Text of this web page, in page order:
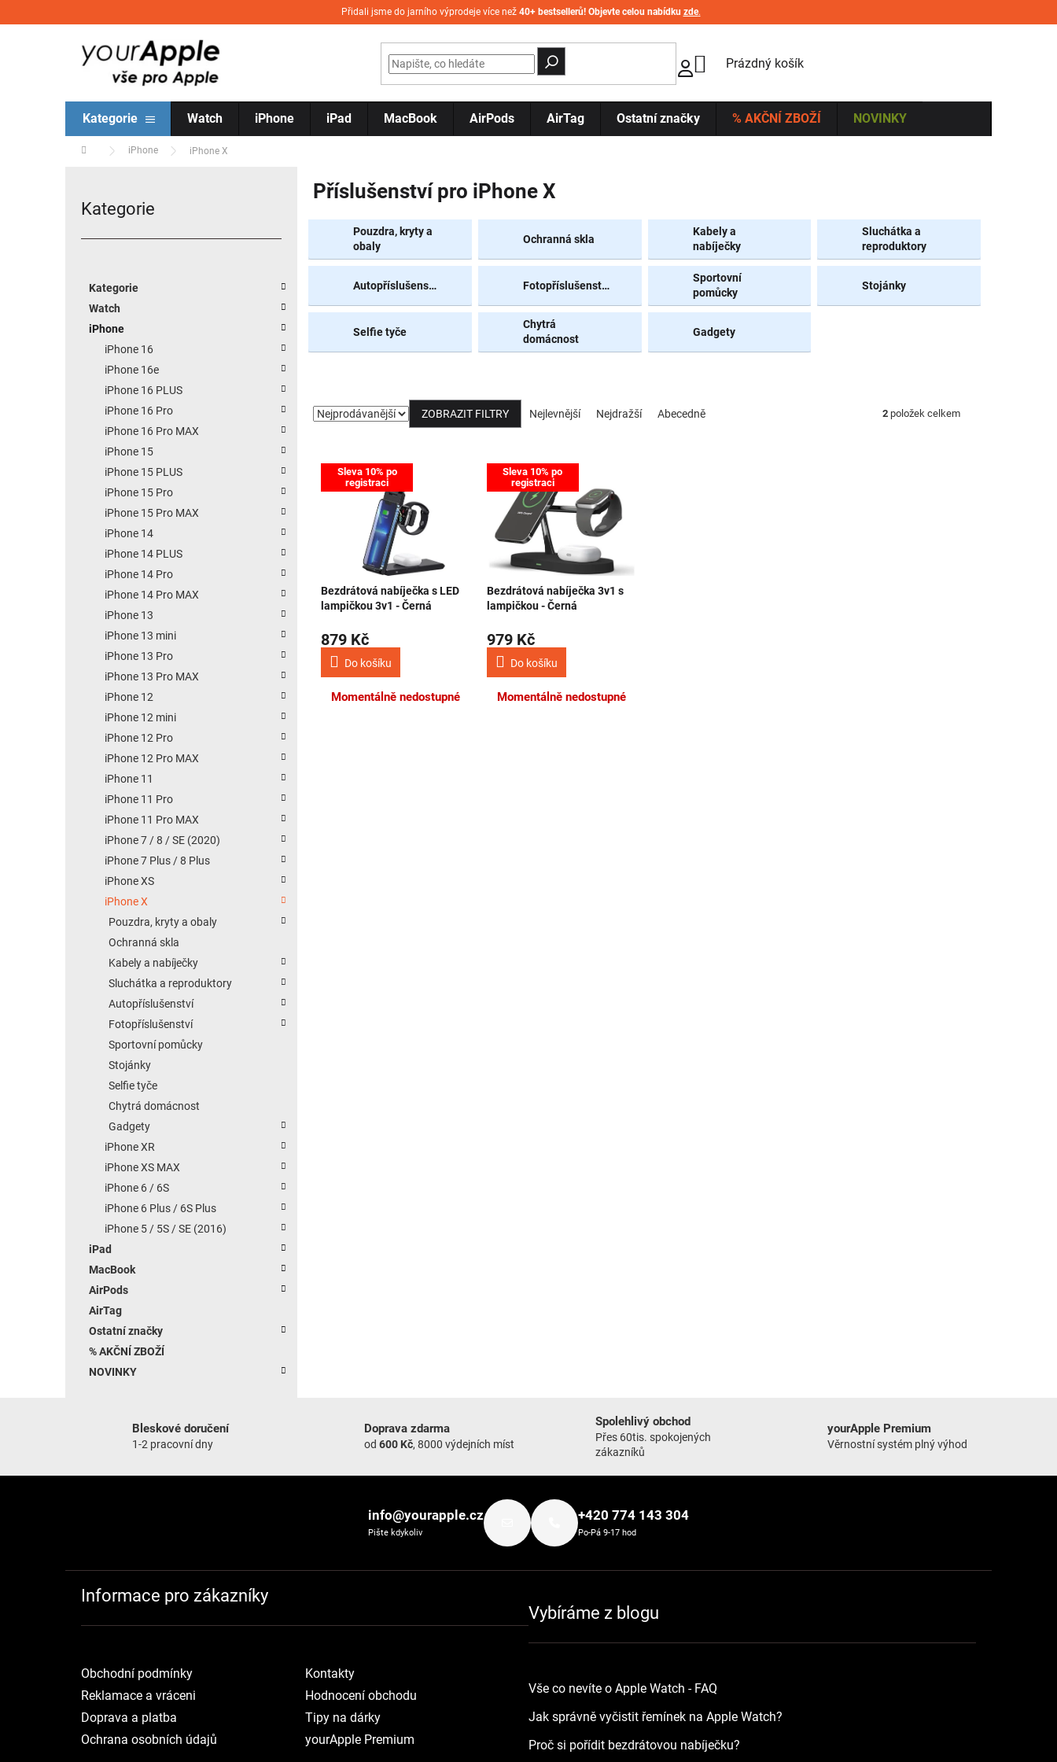
Přidali jsme do jarního výprodeje více než 40+ bestsellerů! Objevte celou nabídku zde.
NÁKUPNÍ KOŠÍK
Prázdný košík
Kategorie Watch iPhone iPad MacBook AirPods AirTag Ostatní značky % AKČNÍ ZBOŽÍ NOVINKY
Domů iPhone iPhone X
Přeskočit kategorie
Kategorie
Kategorie
Watch
iPhone
iPhone 16
iPhone 16e
iPhone 16 PLUS
iPhone 16 Pro
iPhone 16 Pro MAX
iPhone 15
iPhone 15 PLUS
iPhone 15 Pro
iPhone 15 Pro MAX
iPhone 14
iPhone 14 PLUS
iPhone 14 Pro
iPhone 14 Pro MAX
iPhone 13
iPhone 13 mini
iPhone 13 Pro
iPhone 13 Pro MAX
iPhone 12
iPhone 12 mini
iPhone 12 Pro
iPhone 12 Pro MAX
iPhone 11
iPhone 11 Pro
iPhone 11 Pro MAX
iPhone 7 / 8 / SE (2020)
iPhone 7 Plus / 8 Plus
iPhone XS
iPhone X
Pouzdra, kryty a obaly
Ochranná skla
Kabely a nabíječky
Sluchátka a reproduktory
Autopříslušenství
Fotopříslušenství
Sportovní pomůcky
Stojánky
Selfie tyče
Chytrá domácnost
Gadgety
iPhone XR
iPhone XS MAX
iPhone 6 / 6S
iPhone 6 Plus / 6S Plus
iPhone 5 / 5S / SE (2016)
iPad
MacBook
AirPods
AirTag
Ostatní značky
% AKČNÍ ZBOŽÍ
NOVINKY
Příslušenství pro iPhone X
Pouzdra, kryty a
obaly
Ochranná skla
Kabely a
nabíječky
Sluchátka a
reproduktory
Autopříslušenství Fotopříslušenství
Sportovní
pomůcky
Stojánky
Selfie tyče
Chytrá
domácnost
Gadgety
ZOBRAZIT FILTRY Nejlevnější Nejdražší Abecedně 2 položek celkem
Výpis produktů
Sleva 10% po
registraci
Bezdrátová nabíječka s LED
lampičkou 3v1 - Černá
879 Kč
Do košíku
Momentálně nedostupné
Sleva 10% po
registraci
Bezdrátová nabíječka 3v1 s
lampičkou - Černá
979 Kč
Do košíku
Momentálně nedostupné
Bleskové doručení
1-2 pracovní dny
Doprava zdarma
od 600 Kč, 8000 výdejních míst
Spolehlivý obchod
Přes 60tis. spokojených
zákazníků
yourApple Premium
Věrnostní systém plný výhod
info@yourapple.cz
Pište kdykoliv
+420 774 143 304
Po-Pá 9-17 hod
Informace pro zákazníky
Obchodní podmínky
Reklamace a vráceni
Doprava a platba
Ochrana osobních údajů
Kontakty
Hodnocení obchodu
Tipy na dárky
yourApple Premium
Vybíráme z blogu
Vše co nevíte o Apple Watch - FAQ
Jak správně vyčistit řemínek na Apple Watch?
Proč si pořídit bezdrátovou nabíječku?